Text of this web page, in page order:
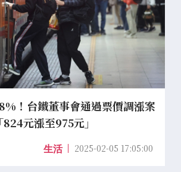
！台鐵董事會通過票價調漲案
元漲至975元」
生活 2025-02-05 17:05:00